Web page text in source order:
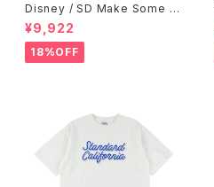
Disney / SD Make Some N
oise T
¥9,922
18%OFF